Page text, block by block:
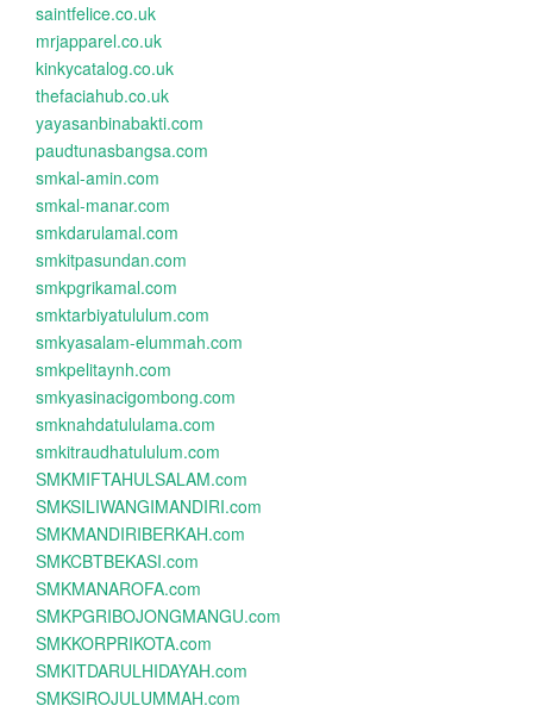
saintfelice.co.uk
mrjapparel.co.uk
kinkycatalog.co.uk
thefaciahub.co.uk
yayasanbinabakti.com
paudtunasbangsa.com
smkal-amin.com
smkal-manar.com
smkdarulamal.com
smkitpasundan.com
smkpgrikamal.com
smktarbiyatululum.com
smkyasalam-elummah.com
smkpelitaynh.com
smkyasinacigombong.com
smknahdatululama.com
smkitraudhatululum.com
SMKMIFTAHULSALAM.com
SMKSILIWANGIMANDIRI.com
SMKMANDIRIBERKAH.com
SMKCBTBEKASI.com
SMKMANAROFA.com
SMKPGRIBOJONGMANGU.com
SMKKORPRIKOTA.com
SMKITDARULHIDAYAH.com
SMKSIROJULUMMAH.com